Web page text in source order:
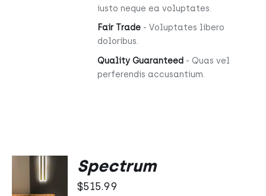
iusto neque ea voluptates.
Fair Trade- Voluptates libero
doloribus.
Quality Guaranteed - Quas vel
perferendis accusantium.
DODAJ
DO
KOSZYKA
Spectrum
$515.99